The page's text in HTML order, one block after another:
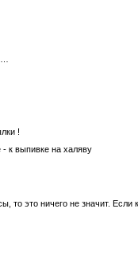
!
- к выпивке на халяву
это ничего не значит.